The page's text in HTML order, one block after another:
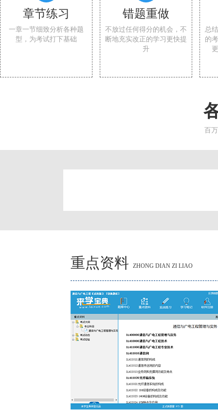
章节练习
一章一节细致分析各种题
型，为考试打下基础
错题重做
不放过任何得分的机会，不
断地充实改正的学习更快提
升
总
的
百
重点资料 ZHONG DIAN ZI LIAO